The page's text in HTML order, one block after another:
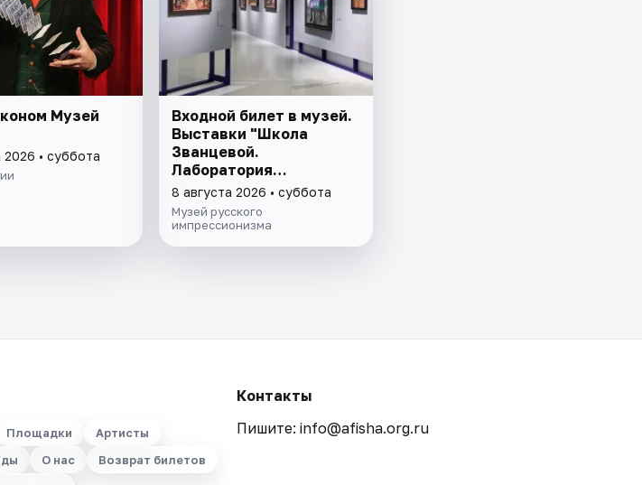
Музей
2026 • суббота
Входной билет в музей.
Выставки "Школа
Званцевой.
Лаборатория
модернизма" и
"Хрупкие причуды: от
кондитерской к музею"
8 августа 2026 • суббота
Музей русского
импрессионизма
Площадки
Артисты
О нас
Возврат билетов
Контакты
Пишите: info@afisha.org.ru